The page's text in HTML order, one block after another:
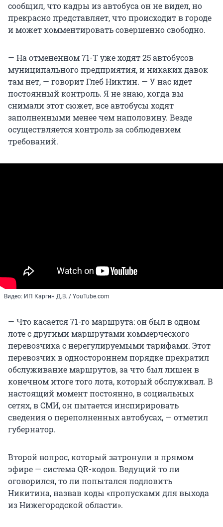
сообщил, что кадры из автобуса он не видел, но
прекрасно представляет, что происходит в городе
и может комментировать совершенно свободно.
— На отмененном 71-Т уже ходят 25 автобусов
муниципального предприятия, и никаких давок
там нет, — говорит Глеб Никтин. — У нас идет
постоянный контроль. Я не знаю, когда вы
снимали этот сюжет, все автобусы ходят
заполненными менее чем наполовину. Везде
осуществляется контроль за соблюдением
требований.
Видео: ИП Каргин Д.В. / YouTube.com
— Что касается 71-го маршрута: он был в одном
лоте с другими маршрутами коммерческого
перевозчика с нерегулируемыми тарифами. Этот
перевозчик в одностороннем порядке прекратил
обслуживание маршрутов, за что был лишен в
конечном итоге того лота, который обслуживал. В
настоящий момент постоянно, в социальных
сетях, в СМИ, он пытается инспирировать
сведения о переполненных автобусах, — отметил
губернатор.
Второй вопрос, который затронули в прямом
эфире — система QR-кодов. Ведущий то ли
оговорился, то ли попытался подловить
Никитина, назвав коды «пропусками для выхода
из Нижегородской области».